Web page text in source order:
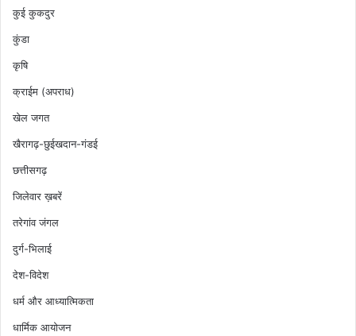
कुई कुकदुर
कुंडा
कृषि
क्राईम (अपराध)
खेल जगत
खैरागढ़-छुईखदान-गंडई
छत्तीसगढ़
जिलेवार ख़बरें
तरेगांव जंगल
दुर्ग-भिलाई
देश-विदेश
धर्म और आध्यात्मिकता
धार्मिक आयोजन